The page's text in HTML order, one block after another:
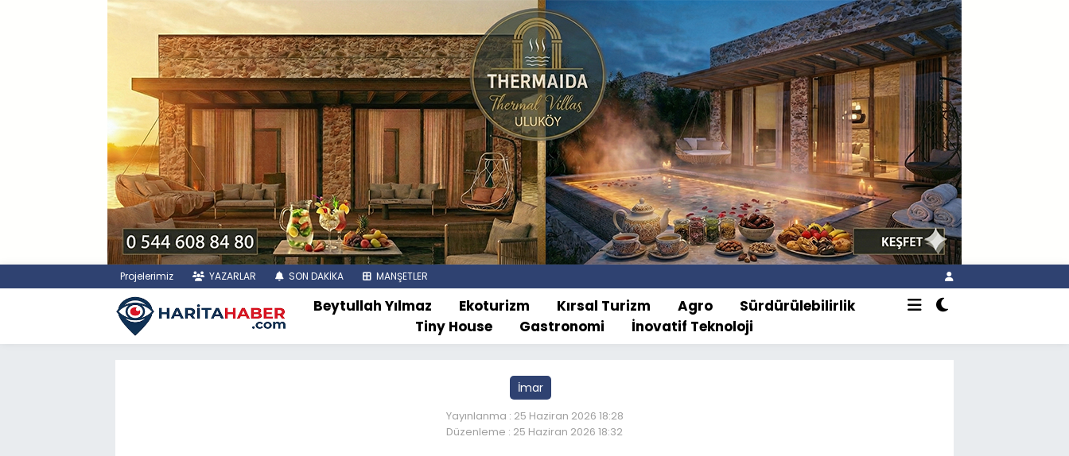
Projelerimiz YAZARLAR SON DAKİKA MANŞETLER
Beytullah Yılmaz Ekoturizm Kırsal Turizm Agro
Sürdürülebilirlik
Tiny House
Gastronomi İnovatif Teknoloji
İmar
Yayınlanma : 25 Haziran 2026 18:28
Düzenleme : 25 Haziran 2026 18:32